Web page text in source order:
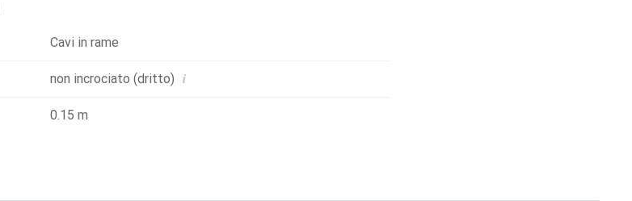
Cavi in rame
non incrociato (dritto) i
0.15 m